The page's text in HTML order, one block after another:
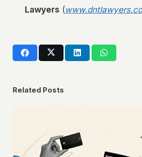
Lawyers (
Related Posts